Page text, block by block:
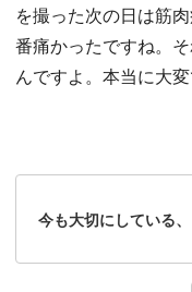
を撮った次の日は筋
番痛かったですね。
んですよ。本当に大変
今も大切にしている